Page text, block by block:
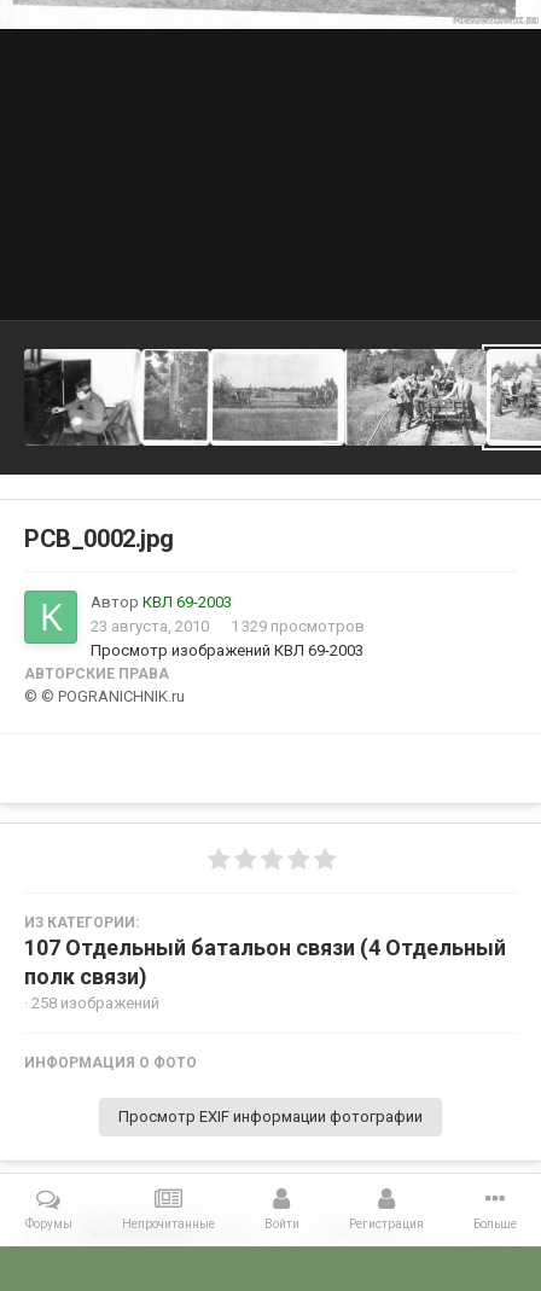
РСВ_0002.jpg
Автор КВЛ 69-2003
23 августа, 2010
1 329 просмотров
Просмотр изображений КВЛ 69-2003
АВТОРСКИЕ ПРАВА
© © POGRANICHNIK.ru
ИЗ КАТЕГОРИИ:
107 Отдельный батальон связи (4 Отдельный
полк связи)
· 258 изображений
ИНФОРМАЦИЯ О ФОТО
Просмотр EXIF информации фотографии
Поделиться Подписчики 0
Форумы Непрочитанные Войти Регистрация Больше